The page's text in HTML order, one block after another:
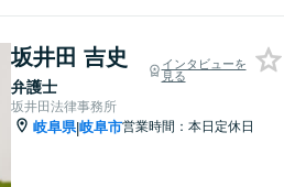
坂井田 吉史
弁護士
インタビューを
見る
坂井田法律事務所
岐阜県|岐阜市営業時間：本日定休日